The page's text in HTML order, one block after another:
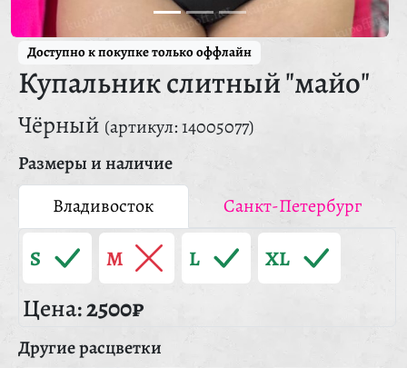
Доступно к покупке только оффлайн
Купальник слитный "майо"
Чёрный (артикул: 14005077)
Размеры и наличие
Владивосток
Санкт-Петербург
S M L XL
Цена:2500₽
Другие расцветки